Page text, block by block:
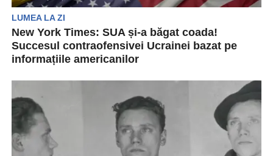
LUMEA LA ZI
New York Times: SUA și-a băgat coada!
Succesul contraofensivei Ucrainei bazat pe
informațiile americanilor
contraofensiva care le-a permis să obțină recent
câștiguri semnificative...